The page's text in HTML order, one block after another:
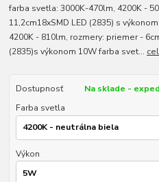
farba svetla: 3000K-470lm, 4200K -
11,2cm18xSMD LED (2835) s
4200K - 810lm, rozmery: priemer -
(2835)s výkonom 10W farba svet...
Dostupnosť
Na sklade -
Farba svetla
Výkon